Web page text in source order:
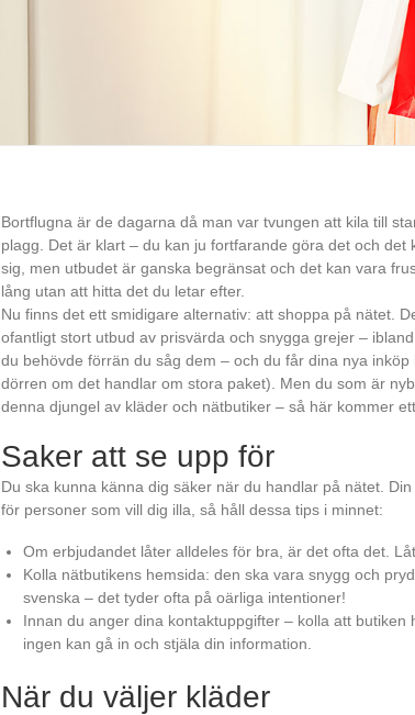
Bortflugna är de dagarna då man var tvungen att kila till
plagg. Det är klart – du kan ju fortfarande göra det och
sig, men utbudet är ganska begränsat och det kan vara
lång utan att hitta det du letar efter.
Nu finns det ett smidigare alternativ: att shoppa på nätet.
ofantligt stort utbud av prisvärda och snygga grejer –
du behövde förrän du såg dem – och du får dina nya
dörren om det handlar om stora paket). Men du som är
denna djungel av kläder och nätbutiker – så här kommer
Saker att se upp för
Du ska kunna känna dig säker när du handlar på nätet.
för personer som vill dig illa, så håll dessa tips i minnet:
Om erbjudandet låter alldeles för bra, är det ofta det.
Kolla nätbutikens hemsida: den ska vara snygg och
svenska – det tyder ofta på oärliga intentioner!
Innan du anger dina kontaktuppgifter – kolla att
ingen kan gå in och stjäla din information.
När du väljer kläder